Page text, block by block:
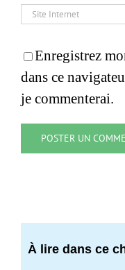
Enregistrez
dans ce
je commenterai.
À lire dans ce